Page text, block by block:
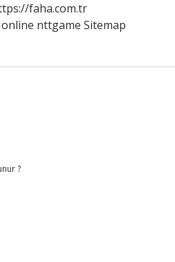
faha.com.tr
nttgame Sitemap
?